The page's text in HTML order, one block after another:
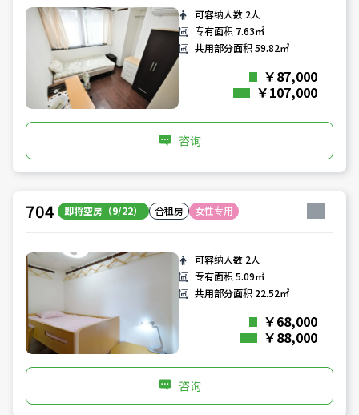
可容纳人数 2人
专有面积 7.63㎡
共用部分面积59.82㎡
￥87,000
￥107,000
咨询
704 即将空房（9/22） 合租房 女性专用
可容纳人数 2人
专有面积5.09㎡
共用部分面积 22.52㎡
￥68,000
￥88,000
咨询